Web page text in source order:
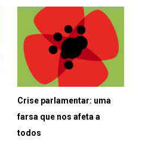
Crise parlamentar: uma
farsa que nos afeta a
todos